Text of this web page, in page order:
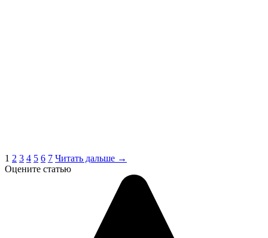
1 2 3 4 5 6 7 Читать дальше →
Оцените статью